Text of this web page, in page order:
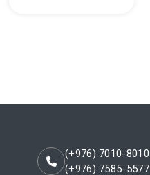
(+976) 7010-8010
(+976) 7585-5577